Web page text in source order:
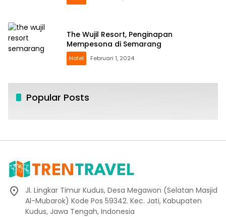
The Wujil Resort, Penginapan
Mempesona di Semarang
Hotel Februari 1, 2024
Popular Posts
Jl. Lingkar Timur Kudus, Desa Megawon (Selatan Masjid
Al-Mubarok) Kode Pos 59342. Kec. Jati, Kabupaten
Kudus, Jawa Tengah, Indonesia